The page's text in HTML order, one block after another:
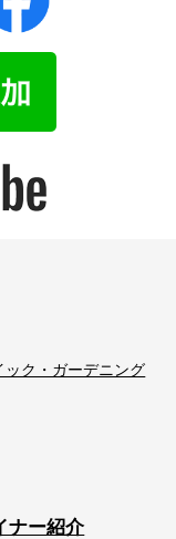
ク・ガーデニング
ナー紹介